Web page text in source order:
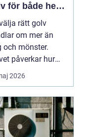
för både hem
företag
rätt golv
om mer än
och mönster.
påverkar hur
upplevs, hur
2026